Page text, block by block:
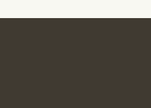
2026年08月06日 商品は一部(